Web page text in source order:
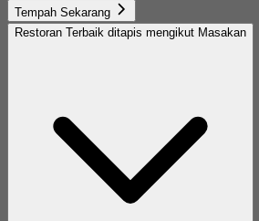
Tempah Sekarang
Restoran Terbaik ditapis mengikut Masakan